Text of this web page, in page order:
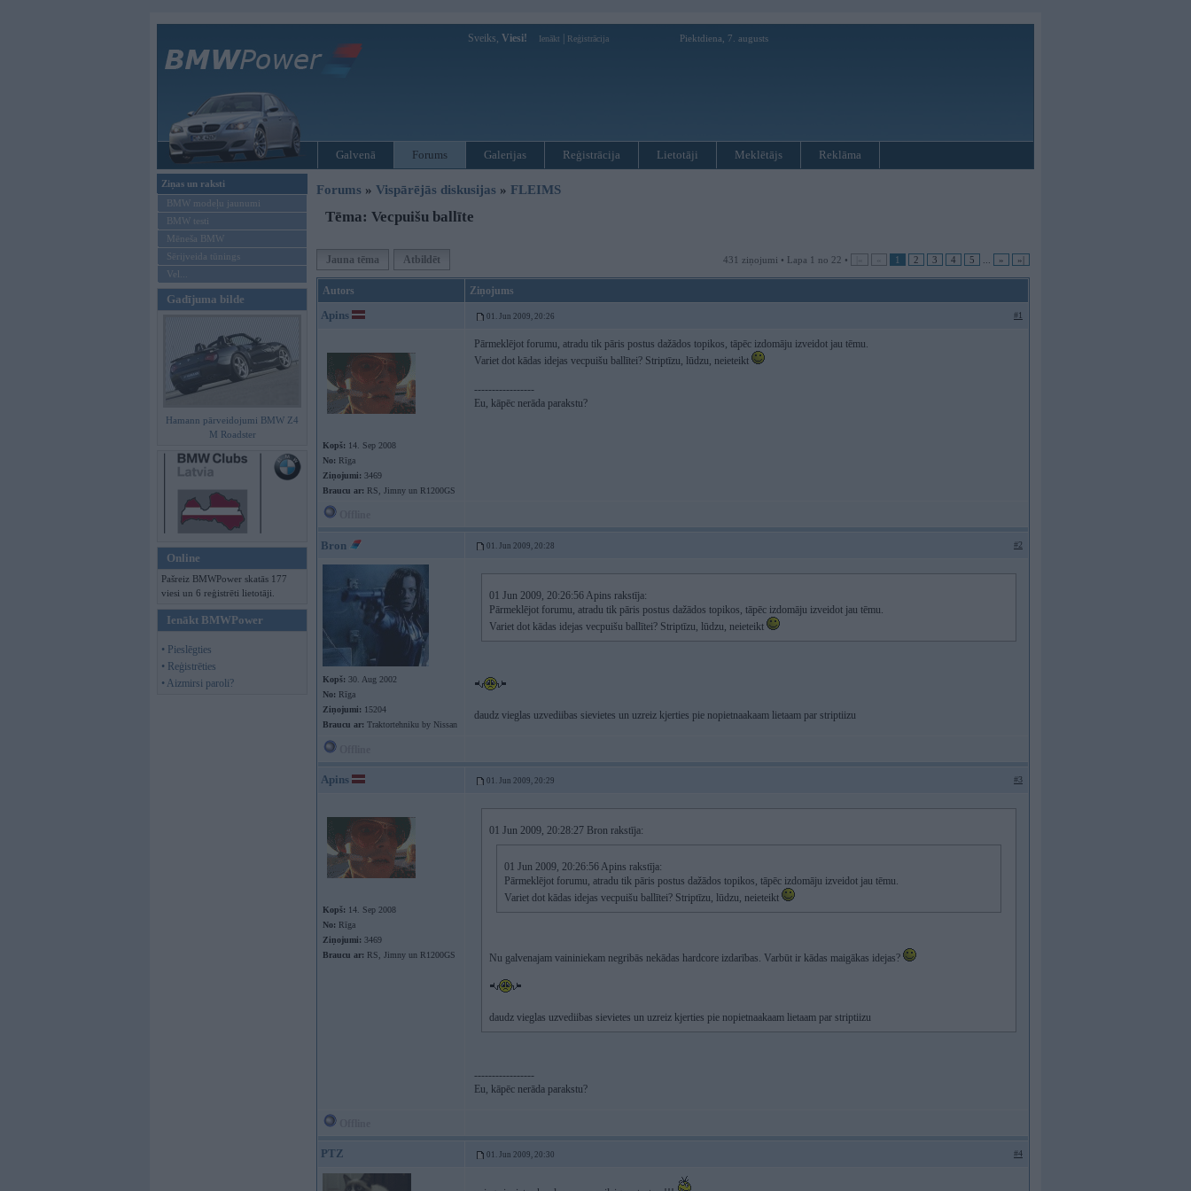
Sveiks, Viesi! Ienākt Reģistrācija Piektdiena, 7. augusts
Galvenā Forums Galerijas Reģistrācija Lietotāji Meklētājs Reklāma
Ziņas un raksti
BMW modeļu jaunumi
BMW testi
Mēneša BMW
Sērijveida tūnings
Vel...
Gadījuma bilde
Hamann pārveidojumi BMW Z4
M Roadster
Online
Pašreiz BMWPower skatās 177
viesi un 6 reģistrēti lietotāji.
Ienākt BMWPower
• Pieslēgties
• Reģistrēties
• Aizmirsi paroli?
Forums » Vispārējās diskusijas » FLEIMS
Tēma: Vecpuišu ballīte
Jauna tēma Atbildēt 431 ziņojumi • Lapa 1 no 22 • |« « 1 2 3 4 5 » »|
Autors Ziņojums
Apins 01. Jun 2009, 20:26 #1
Kopš: 14. Sep 2008
No: Rīga
Ziņojumi: 3469
Braucu ar: RS, Jimny un R1200GS
Pārmeklējot forumu, atradu tik pāris postus dažādos topikos, tāpēc izdomāju izveidot jau tēmu.
Variet dot kādas idejas vecpuišu ballītei? Striptīzu, lūdzu, neieteikt
-----------------
Eu, kāpēc nerāda parakstu?
Bron 01. Jun 2009, 20:28 #2
Kopš: 30. Aug 2002
No: Rīga
Ziņojumi: 15204
Braucu ar: Traktortehniku by Nissan
01 Jun 2009, 20:26:56 Apins rakstīja:
Pārmeklējot forumu, atradu tik pāris postus dažādos topikos, tāpēc izdomāju izveidot jau tēmu.
Variet dot kādas idejas vecpuišu ballītei? Striptīzu, lūdzu, neieteikt
daudz vieglas uzvediibas sievietes un uzreiz kjerties pie nopietnaakaam lietaam par striptiizu
Apins 01. Jun 2009, 20:29 #3
Kopš: 14. Sep 2008
No: Rīga
Ziņojumi: 3469
Braucu ar: RS, Jimny un R1200GS
01 Jun 2009, 20:28:27 Bron rakstīja:
01 Jun 2009, 20:26:56 Apins rakstīja:
Pārmeklējot forumu, atradu tik pāris postus dažādos topikos, tāpēc izdomāju izveidot jau tēmu.
Variet dot kādas idejas vecpuišu ballītei? Striptīzu, lūdzu, neieteikt
Nu galvenajam vaininiekam negribās nekādas hardcore izdarības. Varbūt ir kādas maigākas idejas?
daudz vieglas uzvediibas sievietes un uzreiz kjerties pie nopietnaakaam lietaam par striptiizu
-----------------
Eu, kāpēc nerāda parakstu?
PTZ 01. Jun 2009, 20:30 #4